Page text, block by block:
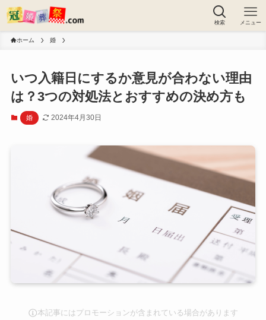
検索 メニュー
ホーム 婚
いつ入籍日にするか意見が合わない理由
は？3つの対処法とおすすめの決め方も
婚 2024年4月30日
本記事にはプロモーションが含まれている場合があります